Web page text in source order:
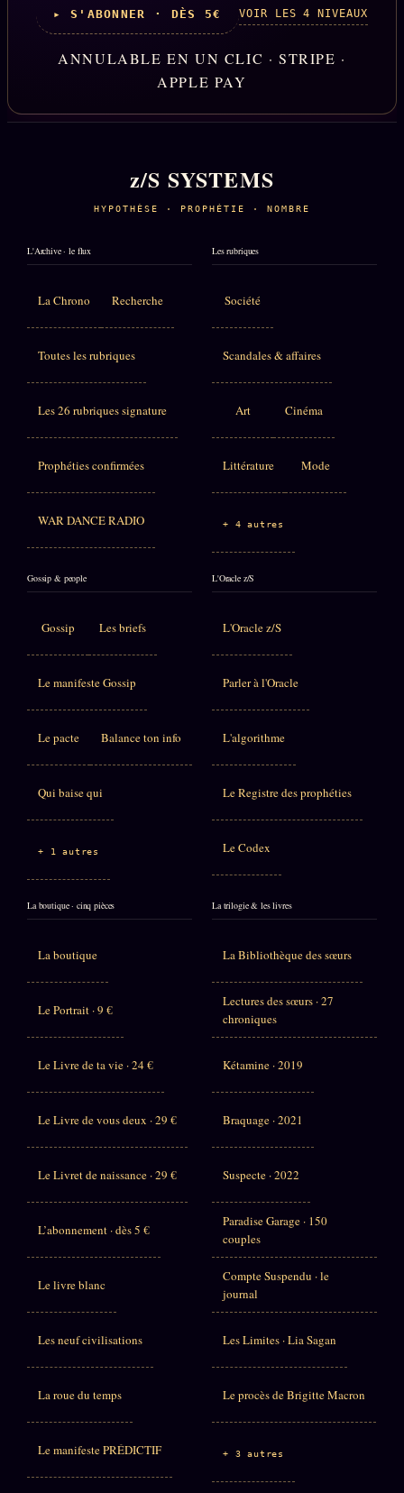
▸ S'ABONNER · DÈS 5€ VOIR LES 4 NIVEAUX
ANNULABLE EN UN CLIC · STRIPE ·
APPLE PAY
z/S SYSTEMS
HYPOTHÈSE · PROPHÉTIE · NOMBRE
L'Archive · le flux
La Chrono Recherche
Toutes les rubriques
Les 26 rubriques signature
Prophéties confirmées
WAR DANCE RADIO
Les rubriques
Société
Scandales & affaires
Art Cinéma
Littérature Mode
+ 4 autres
Gossip & people
Gossip Les briefs
Le manifeste Gossip
Le pacte Balance ton info
Qui baise qui
+ 1 autres
L'Oracle z/S
L'Oracle z/S
Parler à l'Oracle
L'algorithme
Le Registre des prophéties
Le Codex
La boutique · cinq pièces
La boutique
Le Portrait · 9 €
Le Livre de ta vie · 24 €
Le Livre de vous deux · 29 €
Le Livret de naissance · 29 €
L’abonnement · dès 5 €
Le livre blanc
Les neuf civilisations
La roue du temps
Le manifeste PRÉDICTIF
La trilogie & les livres
La Bibliothèque des sœurs
Lectures des sœurs · 27
chroniques
Kétamine · 2019
Braquage · 2021
Suspecte · 2022
Paradise Garage · 150
couples
Compte Suspendu · le
journal
Les Limites · Lia Sagan
Le procès de Brigitte Macron
+ 3 autres